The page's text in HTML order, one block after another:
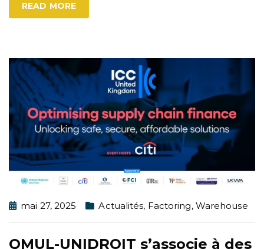
READ MORE
mai 27, 2025 Actualités, Factoring, Warehouse
QMUL-UNIDROIT s’associe à des